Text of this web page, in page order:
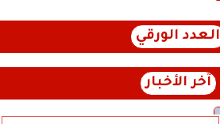
العدد الورقي
آخر الأخبار